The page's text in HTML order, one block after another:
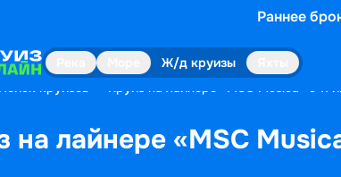
Раннее
Ж/д круизы
Поиск круизов Круиз на лайнере «MSC Musica» с 11
на лайнере «MSC